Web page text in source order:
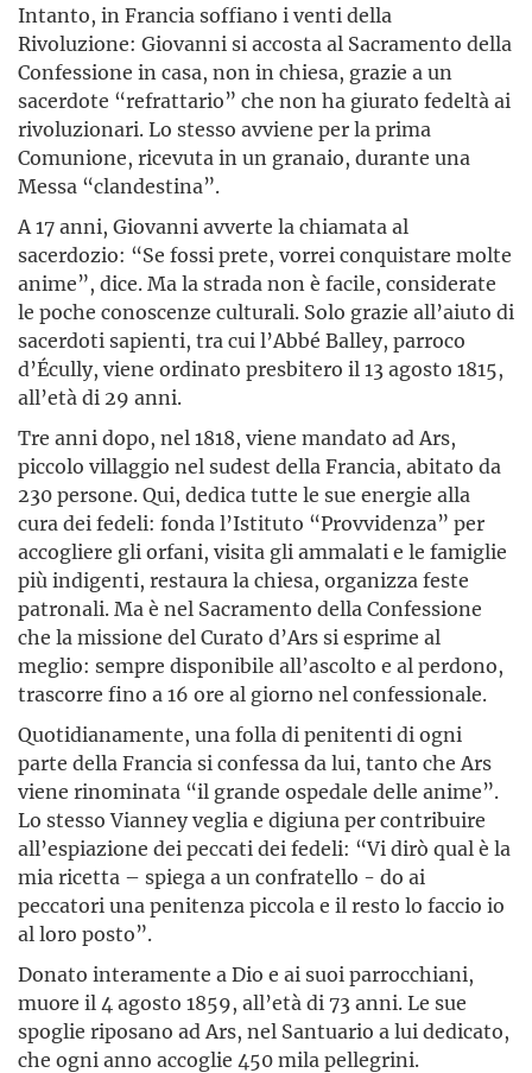
Intanto, in Francia soffiano i venti della
Rivoluzione: Giovanni si accosta al Sacramento della
Confessione in casa, non in chiesa, grazie a un
sacerdote “refrattario” che non ha giurato fedeltà ai
rivoluzionari. Lo stesso avviene per la prima
Comunione, ricevuta in un granaio, durante una
Messa “clandestina”.
A 17 anni, Giovanni avverte la chiamata al
sacerdozio: “Se fossi prete, vorrei conquistare molte
anime”, dice. Ma la strada non è facile, considerate
le poche conoscenze culturali. Solo grazie all’aiuto di
sacerdoti sapienti, tra cui l’Abbé Balley, parroco
d’Écully, viene ordinato presbitero il 13 agosto 1815,
all’età di 29 anni.
Tre anni dopo, nel 1818, viene mandato ad Ars,
piccolo villaggio nel sudest della Francia, abitato da
230 persone. Qui, dedica tutte le sue energie alla
cura dei fedeli: fonda l’Istituto “Provvidenza” per
accogliere gli orfani, visita gli ammalati e le famiglie
più indigenti, restaura la chiesa, organizza feste
patronali. Ma è nel Sacramento della Confessione
che la missione del Curato d’Ars si esprime al
meglio: sempre disponibile all’ascolto e al perdono,
trascorre fino a 16 ore al giorno nel confessionale.
Quotidianamente, una folla di penitenti di ogni
parte della Francia si confessa da lui, tanto che Ars
viene rinominata “il grande ospedale delle anime”.
Lo stesso Vianney veglia e digiuna per contribuire
all’espiazione dei peccati dei fedeli: “Vi dirò qual è la
mia ricetta – spiega a un confratello - do ai
peccatori una penitenza piccola e il resto lo faccio io
al loro posto”.
Donato interamente a Dio e ai suoi parrocchiani,
muore il 4 agosto 1859, all’età di 73 anni. Le sue
spoglie riposano ad Ars, nel Santuario a lui dedicato,
che ogni anno accoglie 450 mila pellegrini.